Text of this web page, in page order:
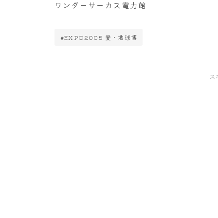
ワンダーサーカス電力館
#EXPO2005 愛・地球博
ス